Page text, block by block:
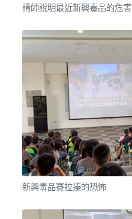
講師說明最近新興毒品的危害
新興毒品賽拉搸的恐怖